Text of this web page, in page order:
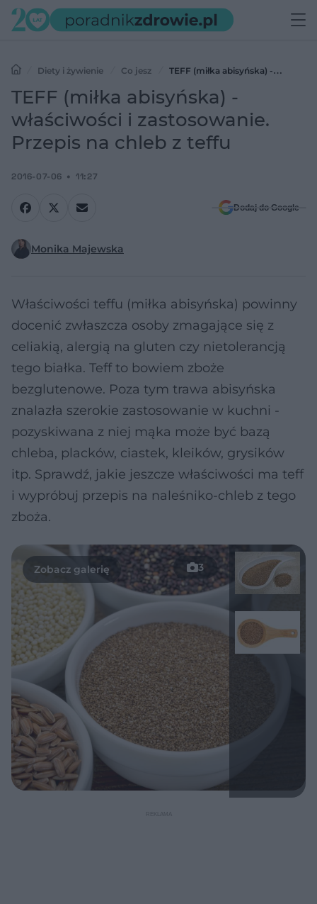
Diety i żywienie Co jesz
TEFF (miłka abisyńska) -
właściwości i zastosowanie. Przepis na chleb z teffu
TEFF (miłka abisyńska) -
właściwości i zastosowanie.
Przepis na chleb z teffu
2016-07-06 11:27
Dodaj do Google
Monika Majewska
Właściwości teffu (miłka abisyńska) powinny
docenić zwłaszcza osoby zmagające się z
celiakią, alergią na gluten czy nietolerancją
tego białka. Teff to bowiem zboże
bezglutenowe. Poza tym trawa abisyńska
znalazła szerokie zastosowanie w kuchni -
pozyskiwana z niej mąka może być bazą
chleba, placków, ciastek, kleików, grysików
itp. Sprawdź, jakie jeszcze właściwości ma teff
i wypróbuj przepis na naleśniko-chleb z tego
zboża.
3